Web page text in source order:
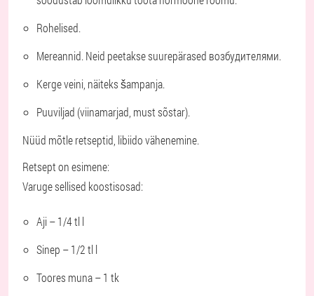
Rohelised.
Mereannid. Neid peetakse suurepärased возбудителями.
Kerge veini, näiteks šampanja.
Puuviljad (viinamarjad, must sõstar).
Nüüd mõtle retseptid, libiido vähenemine.
Retsept on esimene:
Varuge sellised koostisosad:
Aji – 1/4 tl l
Sinep – 1/2 tl l
Toores muna – 1 tk